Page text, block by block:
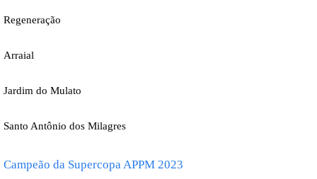
Regeneração
Arraial
Jardim do Mulato
Santo Antônio dos Milagres
Campeão da Supercopa APPM 2023